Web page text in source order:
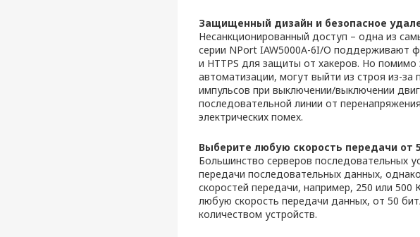
Защищенный дизайн и безопасное
Несанкционированный доступ – одна из
серии NPort IAW5000A-6I/O поддерживают
и HTTPS для защиты от хакеров. Но помимо
автоматизации, могут выйти из строя из-
импульсов при выключении/выключении
последовательной линии от
электрических помех.
Выберите любую скорость передачи от
Большинство серверов последовательных
передачи последовательных данных,
скоростей передачи, например, 250 или
любую скорость передачи данных, от 50
количеством устройств.